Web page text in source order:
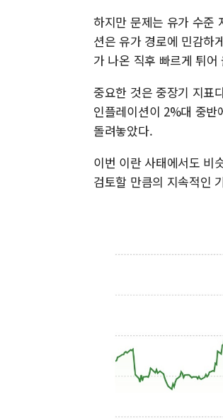
하지만 문제는 유가 수준
션은 유가 경로에 민감하
가 나온 직후 빠르게 튀어
중요한 것은 중장기 지표
인플레이션이 2%대 중
돌려놓았다.
이번 이란 사태에서도 비
검토할 만큼의 지속적인